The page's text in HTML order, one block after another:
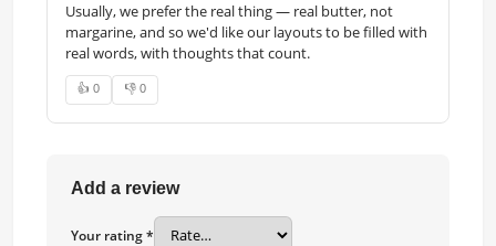
Usually, we prefer the real thing — real butter, not
margarine, and so we'd like our layouts to be filled with
real words, with thoughts that count.
👍 0 👎 0
Add a review
Your rating *